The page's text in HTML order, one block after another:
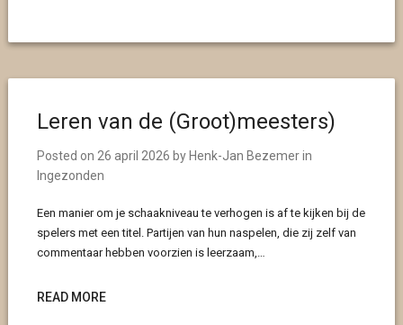
Leren van de (Groot)meesters)
Posted on 26 april 2026 by Henk-Jan Bezemerin
Ingezonden
Een manier om je schaakniveau te verhogen is af te kijken bij de
spelers met een titel. Partijen van hun naspelen, die zij zelf van
commentaar hebben voorzien is leerzaam,…
READ MORE